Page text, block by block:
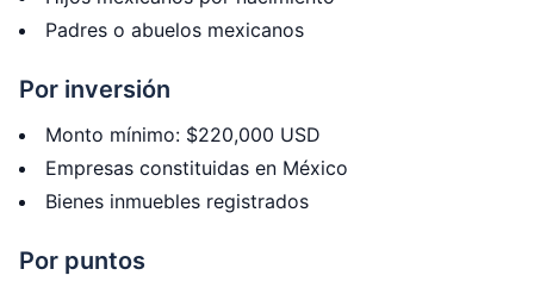
Padres o abuelos mexicanos
Por inversión
Monto mínimo: $220,000 USD
Empresas constituidas en México
Bienes inmuebles registrados
Por puntos